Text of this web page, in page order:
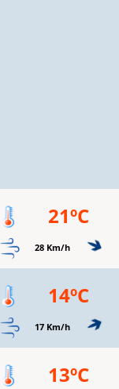
21ºC
28 Km/h
14ºC
17 Km/h
13ºC